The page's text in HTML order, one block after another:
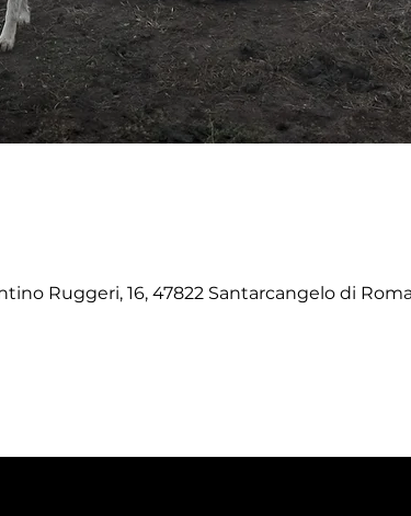
Ruggeri, 16, 47822 Santarcangelo di